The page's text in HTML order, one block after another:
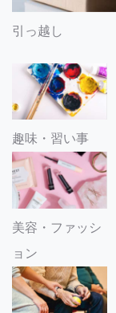
引っ越し
趣味・習い事
美容・ファッシ
ョン